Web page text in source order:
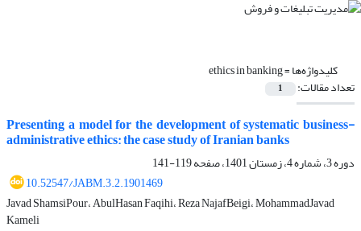
کلیدواژه‌ها =ethics in banking
تعداد مقالات: 1
Presenting a model for the development of systematic business-
administrative ethics: the case study of Iranian banks
دوره 3، شماره 4، زمستان 1401، صفحه
119-141
10.52547/JABM.3.2.1901469
Javad ShamsiPour، AbulHasan Faqihi، Reza NajafBeigi، MohammadJavad
Kameli